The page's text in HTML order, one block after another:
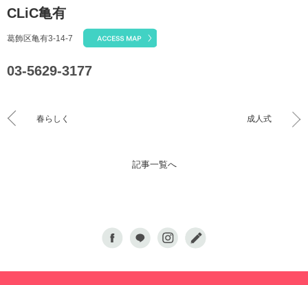
CLiC亀有
葛飾区亀有3-14-7
03-5629-3177
春らしく 成人式
記事一覧へ